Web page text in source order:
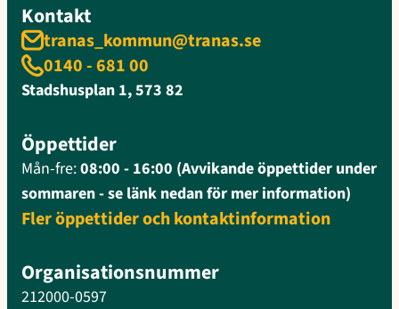
Kontakt
tranas_kommun@tranas.se
0140 - 681 00
Stadshusplan 1, 573 82
Öppettider
Mån-fre:08:00 - 16:00 (Avvikande öppettider under
sommaren - se länk nedan för mer information)
Fler öppettider och kontaktinformation
Organisationsnummer
212000-0597